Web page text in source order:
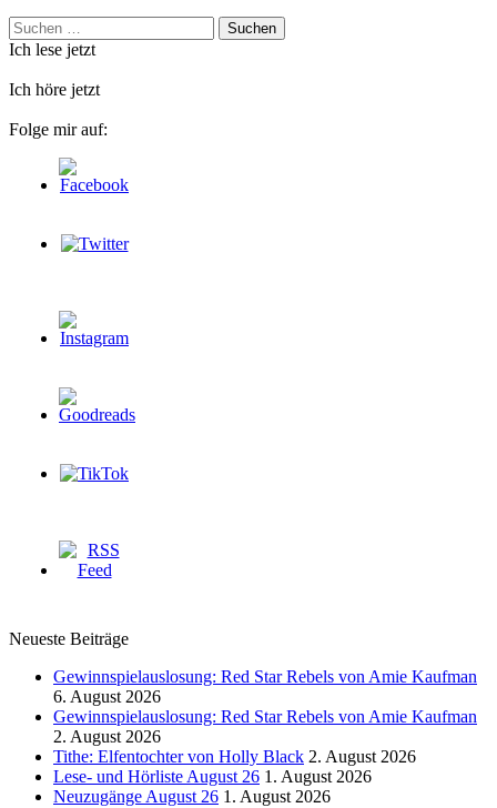
Suchen
nach:
Ich lese jetzt
Ich höre jetzt
Folge mir auf:
Neueste Beiträge
Gewinnspielauslosung: Red Star Rebels von Amie Kaufman
6. August 2026
Gewinnspielauslosung: Red Star Rebels von Amie Kaufman
2. August 2026
Tithe: Elfentochter von Holly Black 2. August 2026
Lese- und Hörliste August 26 1. August 2026
Neuzugänge August 26 1. August 2026